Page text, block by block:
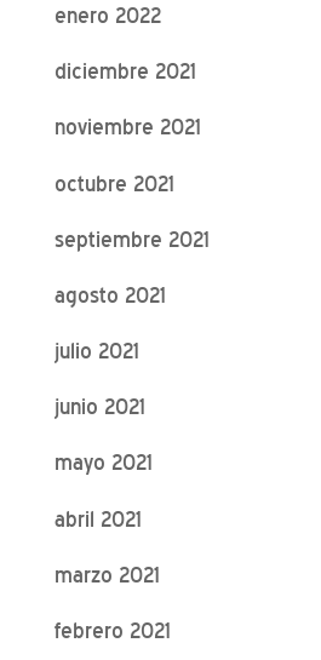
enero 2022
diciembre 2021
noviembre 2021
octubre 2021
septiembre 2021
agosto 2021
julio 2021
junio 2021
mayo 2021
abril 2021
marzo 2021
febrero 2021